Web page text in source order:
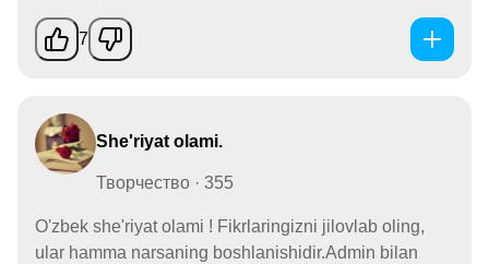
7
She'riyat olami.
Творчество · 355
O'zbek she'riyat olami ! Fikrlaringizni jilovlab oling,
ular hamma narsaning boshlanishidir.Admin bilan